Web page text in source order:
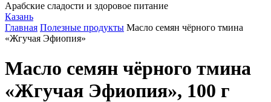
Арабские сладости и здоровое питание
Казань
Главная Полезные продукты Масло семян чёрного тмина
«Жгучая Эфиопия»
Масло семян чёрного тмина
«Жгучая Эфиопия», 100 г